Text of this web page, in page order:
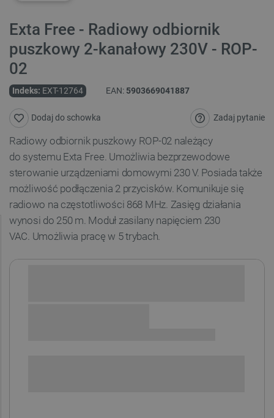
Exta Free - Radiowy odbiornik
puszkowy 2-kanałowy 230V - ROP-
02
Indeks: EXT-12764 EAN: 5903669041887
Zadaj pytanie
Dodaj do schowka
Radiowy odbiornik puszkowy ROP-02 należący
do systemu Exta Free. Umożliwia bezprzewodowe
sterowanie urządzeniami domowymi 230 V. Posiada także
możliwość podłączenia 2 przycisków. Komunikuje się
radiowo na częstotliwości 868 MHz. Zasięg działania
wynosi do 250 m. Moduł zasilany napięciem 230
VAC. Umożliwia pracę w 5 trybach.